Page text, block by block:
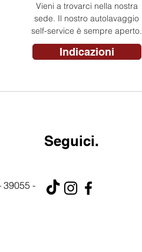
Vieni a trovarci nella nostra
sede. Il nostro autolavaggio
self-service è sempre aperto.
Indicazioni
Seguici.
39055 -